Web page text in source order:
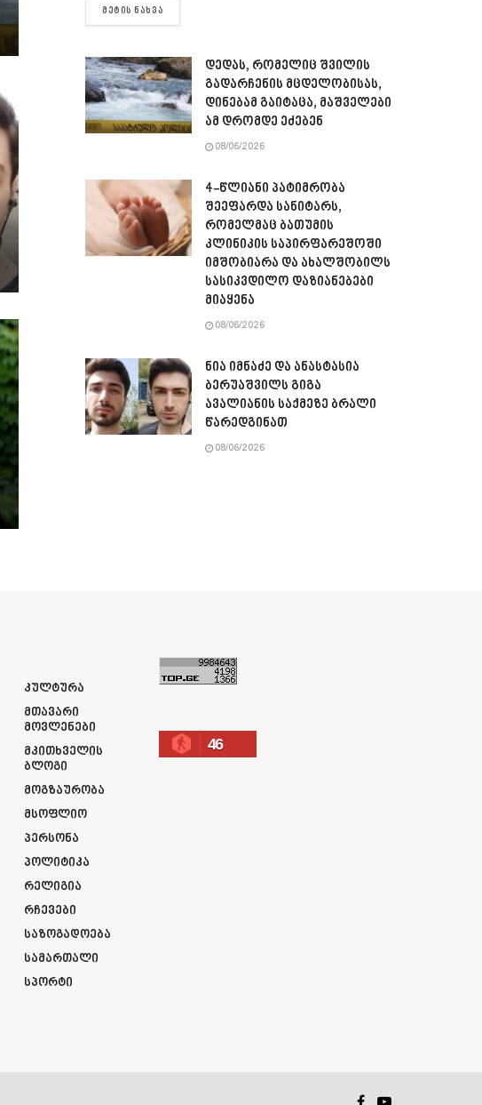
ᲛᲔᲢᲘᲡ ᲜᲐᲮᲕᲐ
დედას, რომელიც შვილის
გადარჩენის მცდელობისას,
დინებამ გაიტაცა, მაშველები
ამ დრომდე ეძებენ
08/06/2026
4-წლიანი პატიმრობა
შეეფარდა სანიტარს,
რომელმაც ბათუმის
კლინიკის საპირფარეშოში
იმშობიარა და ახალშობილს
სასიკვდილო დაზიანებები
მიაყენა
08/06/2026
ნია იმნაძე და ანასტასია
ბერუაშვილს გიგა
ავალიანის საქმეზე ბრალი
წარედგინათ
08/06/2026
Კულტურა
Მთავარი
Მოვლენები
Მკითხველის
Ბლოგი
Მოგზაურობა
Მსოფლიო
Პერსონა
Პოლიტიკა
Რელიგია
Რჩევები
Საზოგადოება
Სამართალი
Სპორტი
46